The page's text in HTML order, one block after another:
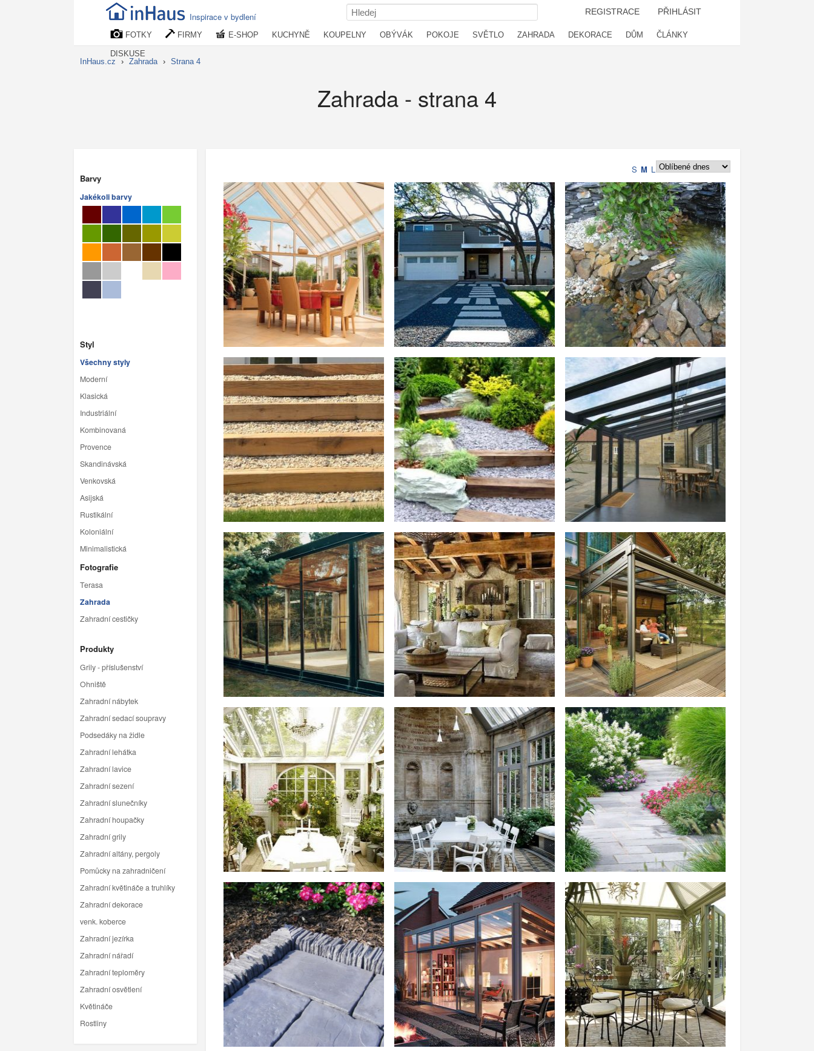
Inspirace v bydlení REGISTRACE PŘIHLÁSIT
FOTKY FIRMY E-SHOP KUCHYNĚ KOUPELNY OBÝVÁK POKOJE SVĚTLO ZAHRADA DEKORACE DŮM ČLÁNKY
DISKUSE
InHaus.cz
› Zahrada › Strana 4
Zahrada - strana 4
Barvy
Jakékoli barvy
Styl
Všechny styly
Moderní
Klasická
Industriální
Kombinovaná
Provence
Skandinávská
Venkovská
Asijská
Rustikální
Koloniální
Minimalistická
Fotografie
Terasa
Zahrada
Zahradní cestičky
Produkty
Grily - příslušenství
Ohniště
Zahradní nábytek
Zahradní sedací soupravy
Podsedáky na židle
Zahradní lehátka
Zahradní lavice
Zahradní sezení
Zahradní slunečníky
Zahradní houpačky
Zahradní grily
Zahradní altány, pergoly
Pomůcky na zahradničení
Zahradní květináče a truhlíky
Zahradní dekorace
venk. koberce
Zahradní jezírka
Zahradní nářadí
Zahradní teploměry
Zahradní osvětlení
Květináče
Rostliny
S M L